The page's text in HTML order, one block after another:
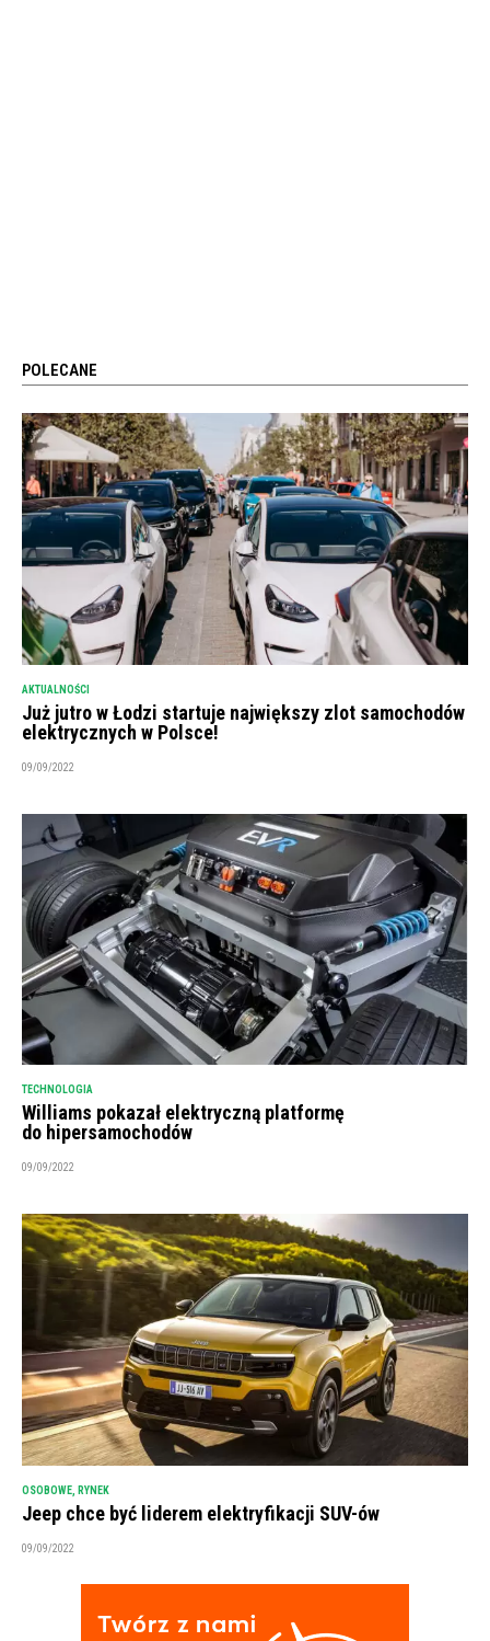
POLECANE
AKTUALNOŚCI
Już jutro w Łodzi startuje największy zlot samochodów
elektrycznych w Polsce!
09/09/2022
TECHNOLOGIA
Williams pokazał elektryczną platformę
do hipersamochodów
09/09/2022
OSOBOWE RYNEK
Jeep chce być liderem elektryfikacji SUV-ów
09/09/2022